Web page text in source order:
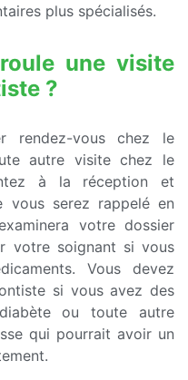
plus spécialisés.
une visite
?
rendez-vous chez le
autre visite chez le
à la réception et
vous serez rappelé en
votre dossier
votre soignant si vous
Vous devez
si vous avez des
ou toute autre
qui pourrait avoir un